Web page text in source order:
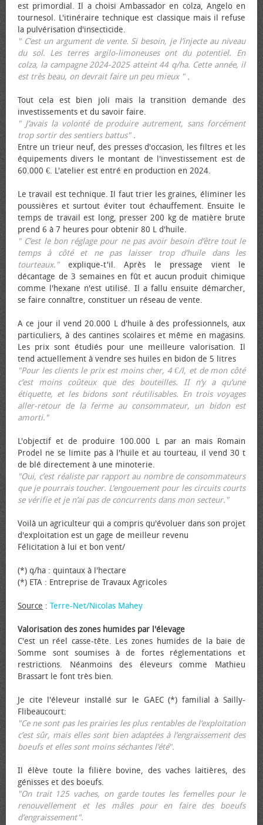
est primordial. Il a choisi Ambassador en colza, Angelo en
tournesol. L'itinéraire technique est classique mais il refuse
la pulvérisation d'insecticide.
" C’est un argument de vente. Si besoin, je l’injecte au niveau
du sol. Les terres argilo-limoneuses ont du potentiel. En
colza, la campagne 2024-2025 atteint 44 q/ha. Cette année, il
est très beau, on devrait faire un peu mieux ".
Tout cela est bien joli mais la transition demande des
investissements et du savoir faire.
" J’avais la volonté de produire autrement, sans forcément
trop sortir des sentiers battus".
Entre un trieur neuf, des presses d'occasion, les filtres et les
équipements divers le montant de l'investissement est de
60.000 €. L'atelier est entré en production en 2024.
Le travail est technique. Il faut trier les graines, éliminer les
poussières et surtout éviter tout échauffement. Ensuite le
temps de travail est long, presser 200 kg de matière brute
prend 6 à 7 heures pour obtenir 80 L d'huile.
" C’est le bon réglage pour ne pas avoir besoin d’être tout le
temps à côté et ne pas laisser trop d’huile dans les
tourteaux."explique-t'il. Après le pressage vient le
décantage de 3 semaines en fût et aucun produit chimique
comme l'hexane n'est utilisé. Il a fallu ensuite démarcher,
se faire connaître, constituer un réseau de vente.
A ce jour il vend 20.000 L d'huile à des professionnels, aux
particuliers, à des cantines scolaires et même en magasins.
Les prix sont étudiés pour une meilleure valorisation. Il
tend actuellement à vendre ses huiles en bidon de 5 litres
"Pour les clients le prix est moins cher, 4 €/l, et de mon côté
c’est moins coûteux que des bouteilles. II n’y a qu’une
étiquette, et les bidons sont réutilisables. En trois voyages
aller-retour de la ferme au consommateur, un bidon est
amorti."
L'objectif et de produire 100.000 L par an mais Romain
Prodel ne se limite pas à l'huile et au tourteau, il vend 30 t
de blé directement à une minoterie.
"Oui, c’est réaliste par rapport au nombre de consommateurs
que je pourrais toucher. L’engouement pour les circuits courts
se vérifie et je n’ai pas de concurrents dans mon secteur."
Voilà un agriculteur qui a compris qu'évoluer dans son projet
d'exploitation est un gage de meilleur revenu
Félicitation à lui et bon vent/
(*) q/ha : quintaux à l'hectare
(*) ETA : Entreprise de Travaux Agricoles
Source : Terre-Net/Nicolas Mahey
Valorisation des zones humides par l'élevage
C'est un réel casse-tête. Les zones humides de la baie de
Somme sont soumises à de fortes réglementations et
restrictions. Néanmoins des éleveurs comme Mathieu
Brassart le font très bien.
Je cite l'éleveur installé sur le GAEC (*) familial à Sailly-
Flibeaucourt:
"Ce ne sont pas les prairies les plus rentables de l’exploitation
c’est sûr, mais elles sont bien adaptées à l’engraissement des
bœufs et elles sont moins séchantes l’été".
Il élève toute la filière bovine, des vaches laitières, des
génisses et des bœufs.
"On trait 125 vaches, on garde toutes les femelles pour le
renouvellement et les mâles pour en faire des bœufs
d’engraissement".